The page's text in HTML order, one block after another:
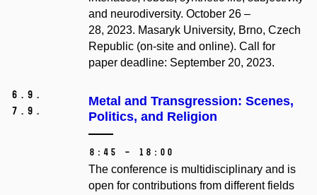
and neurodiversity. October 26 –
28, 2023. Masaryk University, Brno, Czech
Republic (on-site and online). Call for
paper deadline: September 20, 2023.
6. 9.
7. 9.
Metal and Transgression: Scenes,
Politics, and Religion
8:45 – 18:00
The conference is multidisciplinary and is
open for contributions from different fields